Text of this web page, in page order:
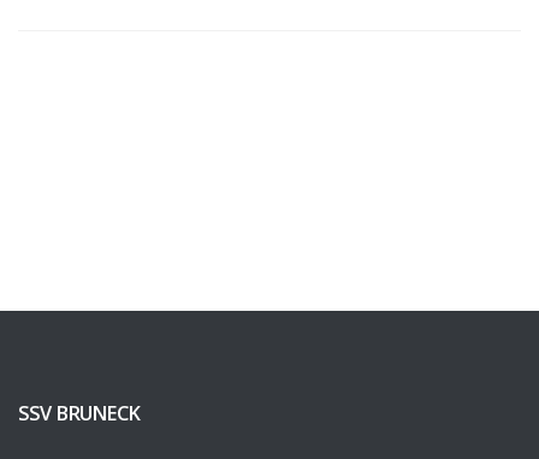
SSV BRUNECK